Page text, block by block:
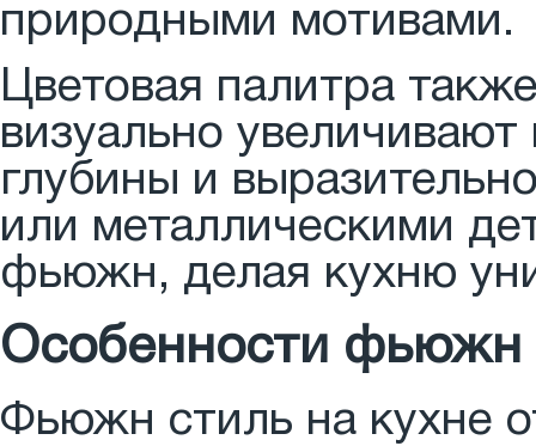
природными мотивами.
Цветовая палитра
визуально
глубины и
или металлическими
фьюжн, делая кухню
Особенности фьюжн
Фьюжн стиль на кухне